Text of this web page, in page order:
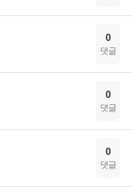
0
댓글
0
댓글
0
댓글